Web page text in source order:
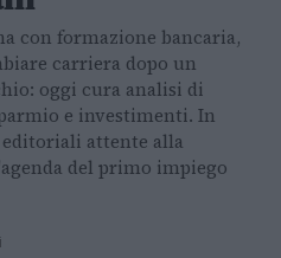
con formazione bancaria,
carriera dopo un
oggi cura analisi di
e investimenti. In
attente alla
del primo impiego